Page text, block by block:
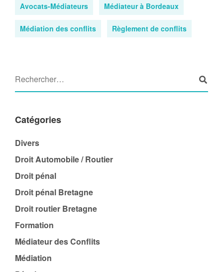
Avocats-Médiateurs Médiateur à Bordeaux
Médiation des conflits Règlement de conflits
Catégories
Divers
Droit Automobile / Routier
Droit pénal
Droit pénal Bretagne
Droit routier Bretagne
Formation
Médiateur des Conflits
Médiation